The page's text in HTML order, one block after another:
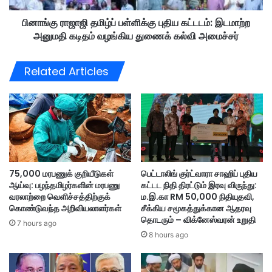
:
கோ
ங்
கா
னு
வி
ல்
ஆ
ண்
ஆ
சி
ரி
ய
ர்
கை
மி
ளி
கு
பு
தி
ய
க
ட்
ட
ட
ம்
:
இ
மா
பினாங்கு ராஜாஜி தமிழ்ப் பள்ளிக்கு புதிய கட்டடம்: இடமாற்ற
அனுமதி கடிதம் வழங்கிய துணைக் கல்வி அமைச்சர்
Related Articles
75,000 மரபணுக் குறியீடுகள்
ஆய்வு: பழந்தமிழர்களின் மரபணு
வரலாற்றை வெளிச்சத்திற்குக்
கொண்டுவந்த அறிவியலாளர்கள்
7 hours ago
பெட்டாலிங் குர்ட்வாரா சாஹிப் புதிய
கட்டட நிதி திரட்டும் இரவு விருந்து:
ம.இ.கா RM 50,000 நிதியுதவி,
சீக்கிய சமூகத்துக்கான ஆதரவு
தொடரும் – விக்னேஸ்வரன் உறுதி
8 hours ago